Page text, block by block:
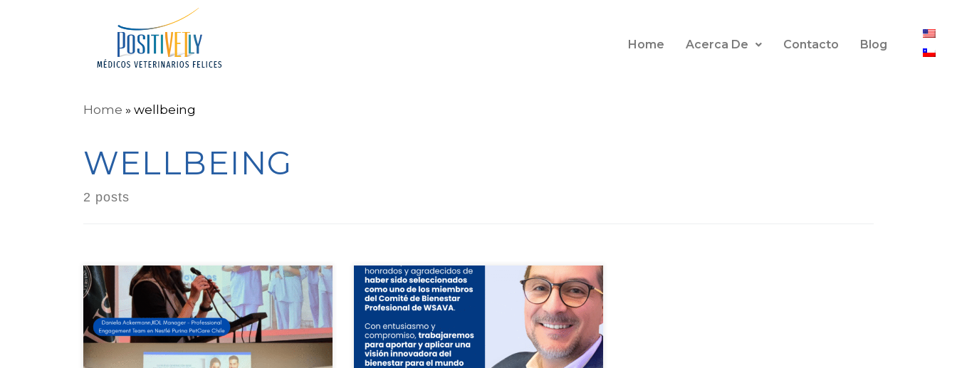
Home Acerca De Contacto Blog
Home » wellbeing
WELLBEING
2 posts
Por cuarto año consecutivo,
Positivetly gracias al programa Club
Joven Veterinario de Nestlé Purina
ha comenzado la gira nacional de
Happy Vet, una actividad que
Iván López Vásquez, CEO de
VetCoach, ha sido seleccionado para
integrar el Comité de Bienestar
Profesional de la Asociación Mundial
de Veterinarios de Pequeños